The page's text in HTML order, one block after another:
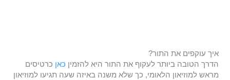
איך עוקפים את התור?
הדרך הטובה ביותר לעקוף את התור היא להזמין כאן כרטיסים
מראש למוזיאון הלאומי, כך שלא משנה באיזה שעה תגיעו למוזיאון